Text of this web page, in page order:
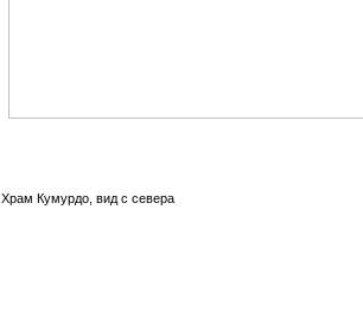
Храм Кумурдо, вид с севера